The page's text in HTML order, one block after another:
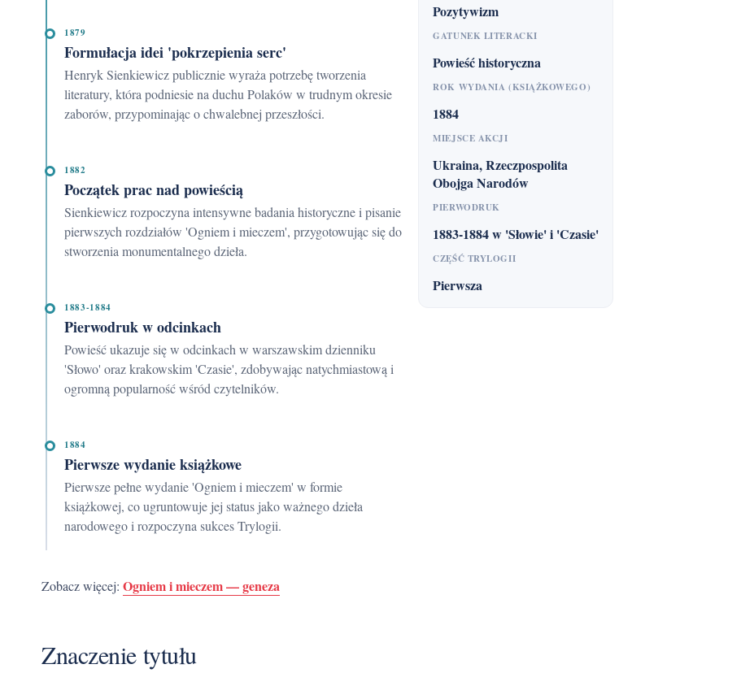
1879
Formułacja idei 'pokrzepienia serc'
Henryk Sienkiewicz publicznie wyraża potrzebę tworzenia
literatury, która podniesie na duchu Polaków w trudnym okresie
zaborów, przypominając o chwalebnej przeszłości.
1882
Początek prac nad powieścią
Sienkiewicz rozpoczyna intensywne badania historyczne i pisanie
pierwszych rozdziałów 'Ogniem i mieczem', przygotowując się do
stworzenia monumentalnego dzieła.
1883-1884
Pierwodruk w odcinkach
Powieść ukazuje się w odcinkach w warszawskim dzienniku
'Słowo' oraz krakowskim 'Czasie', zdobywając natychmiastową i
ogromną popularność wśród czytelników.
1884
Pierwsze wydanie książkowe
Pierwsze pełne wydanie 'Ogniem i mieczem' w formie
książkowej, co ugruntowuje jej status jako ważnego dzieła
narodowego i rozpoczyna sukces Trylogii.
Pozytywizm
GATUNEK LITERACKI
Powieść historyczna
ROK WYDANIA (KSIĄŻKOWEGO)
1884
MIEJSCE AKCJI
Ukraina, Rzeczpospolita
Obojga Narodów
PIERWODRUK
1883-1884 w 'Słowie' i 'Czasie'
CZĘŚĆ TRYLOGII
Pierwsza
Zobacz więcej: Ogniem i mieczem — geneza
Znaczenie tytułu